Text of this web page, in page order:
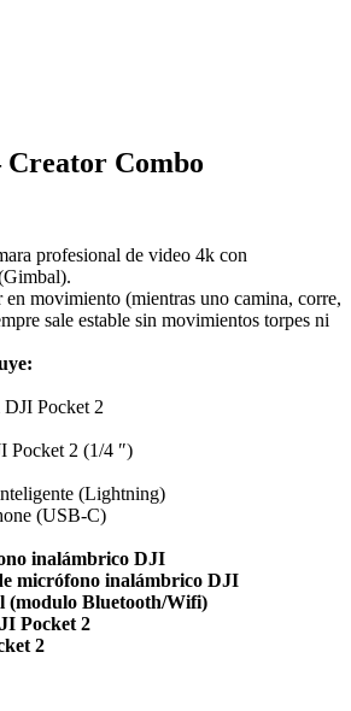
Creator Combo
profesional de video 4k con
en movimiento (mientras uno camina, corre,
sale estable sin movimientos torpes ni
Pocket 2
Pocket 2 (1/4 ″)
(Lightning)
(USB-C)
inalámbrico DJI
micrófono inalámbrico DJI
(modulo Bluetooth/Wifi)
Pocket 2
2